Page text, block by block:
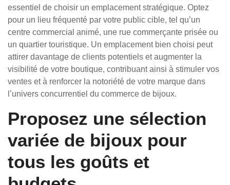
essentiel de choisir un emplacement stratégique. Optez
pour un lieu fréquenté par votre public cible, tel qu’un
centre commercial animé, une rue commerçante prisée ou
un quartier touristique. Un emplacement bien choisi peut
attirer davantage de clients potentiels et augmenter la
visibilité de votre boutique, contribuant ainsi à stimuler vos
ventes et à renforcer la notoriété de votre marque dans
l’univers concurrentiel du commerce de bijoux.
Proposez une sélection
variée de bijoux pour
tous les goûts et